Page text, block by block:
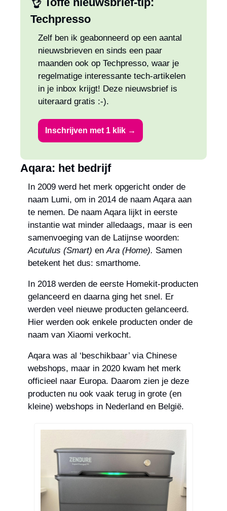
Techpresso
Zelf ben ik geabonneerd op een aantal
nieuwsbrieven en sinds een paar
maanden ook op Techpresso, waar je
regelmatige interessante tech-artikelen
in je inbox krijgt! Deze nieuwsbrief is
uiteraard gratis :-).
Inschrijven met 1 klik →
Aqara: het bedrijf
In 2009 werd het merk opgericht onder de
naam Lumi, om in 2014 de naam Aqara aan
te nemen. De naam Aqara lijkt in eerste
instantie wat minder alledaags, maar is een
Acutulus (Smart) en Ara (Home). Samen
betekent het dus: smarthome.
In 2018 werden de eerste Homekit-producten
gelanceerd en daarna ging het snel. Er
werden veel nieuwe producten gelanceerd.
Hier werden ook enkele producten onder de
naam van Xiaomi verkocht.
Aqara was al ‘beschikbaar’ via Chinese
webshops, maar in 2020 kwam het merk
officieel naar Europa. Daarom zien je deze
producten nu ook vaak terug in grote (en
kleine) webshops in Nederland en België.